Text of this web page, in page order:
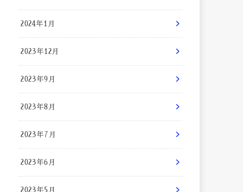
2024年1月
2023年12月
2023年9月
2023年8月
2023年7月
2023年6月
2023年5月